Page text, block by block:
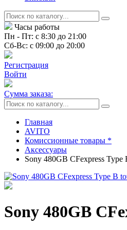
Часы работы
Пн - Пт: с 8:30 до 21:00
Сб-Вс: с 09:00 до 20:00
Регистрация
Войти
Сумма заказа:
Главная
AVITO
Комиссионные товары *
Аксессуары
Sony 480GB CFexpress Type
Sony 480GB